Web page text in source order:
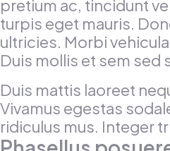
pretium ac, tincidunt
turpis eget mauris.
ultricies. Morbi
Duis mollis et sem sed
Duis mattis laoreet
Vivamus egestas
ridiculus mus. Integer